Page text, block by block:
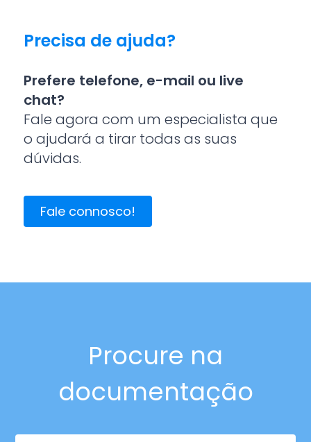
Precisa de ajuda?
Prefere telefone, e-mail ou live
chat?
Fale agora com um especialista que
o ajudará a tirar todas as suas
dúvidas.
Fale connosco!
Procure na
documentação